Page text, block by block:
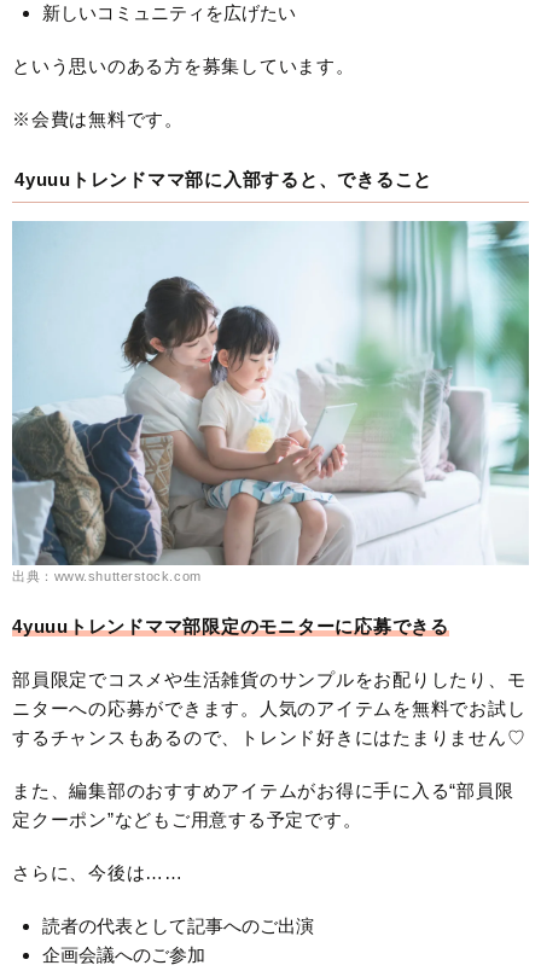
新しいコミュニティを広げたい
という思いのある方を募集しています。
※会費は無料です。
4yuuuトレンドママ部に入部すると、できること
出典：www.shutterstock.com
4yuuuトレンドママ部限定のモニターに応募できる
部員限定でコスメや生活雑貨のサンプルをお配りしたり、モ
ニターへの応募ができます。人気のアイテムを無料でお試し
するチャンスもあるので、トレンド好きにはたまりません♡
また、編集部のおすすめアイテムがお得に手に入る“部員限
定クーポン”などもご用意する予定です。
さらに、今後は……
読者の代表として記事へのご出演
企画会議へのご参加